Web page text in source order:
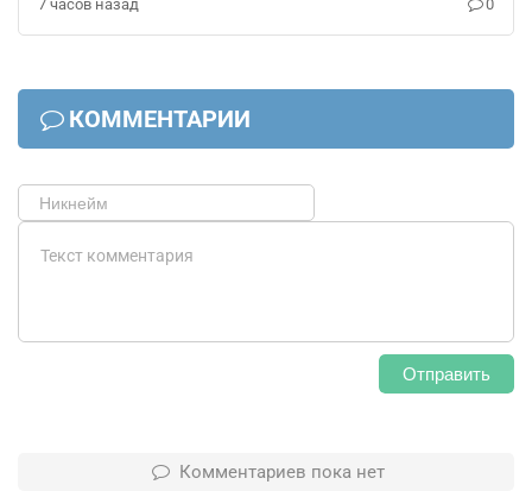
7 часов назад 0
КОММЕНТАРИИ
Отправить
Комментариев пока нет